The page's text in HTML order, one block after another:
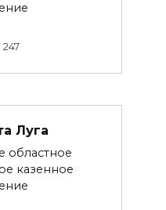
247
Луга
областное
казенное